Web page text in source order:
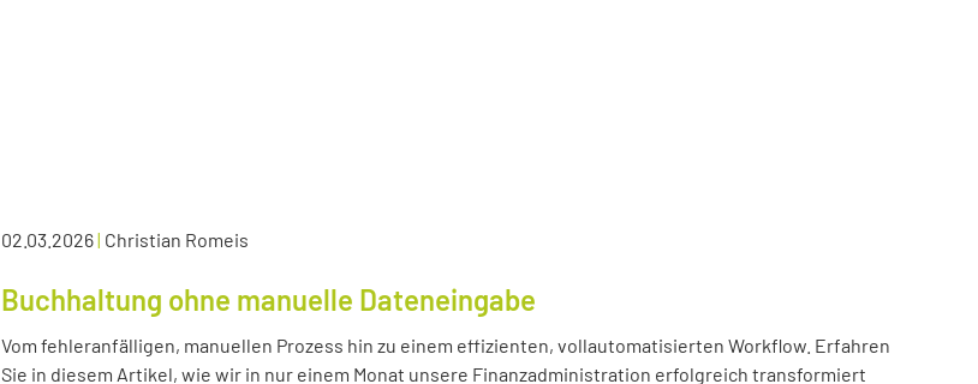
02.03.2026| Christian Romeis
Buchhaltung ohne manuelle Dateneingabe
Vom fehleranfälligen, manuellen Prozess hin zu einem effizienten, vollautomatisierten Workflow. Erfahren
Sie in diesem Artikel, wie wir in nur einem Monat unsere Finanzadministration erfolgreich transformiert